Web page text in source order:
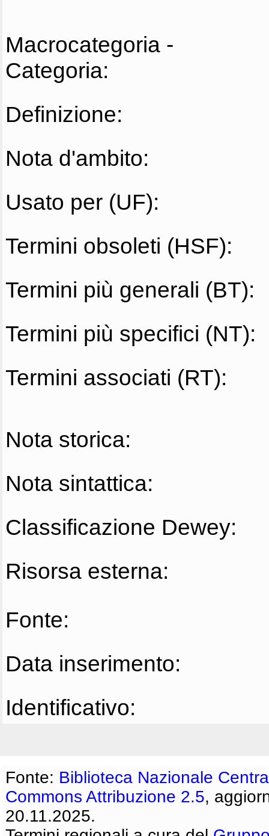
Macrocategoria -
Categoria:
Definizione:
Nota d'ambito:
Usato per (UF):
Termini obsoleti (HSF):
Termini più generali (BT):
Termini più specifici (NT):
Termini associati (RT):
Nota storica:
Nota sintattica:
Classificazione Dewey:
Risorsa esterna:
Fonte:
Data inserimento:
Identificativo:
Fonte: Biblioteca Nazionale
Commons Attribuzione 2.5,
20.11.2025.